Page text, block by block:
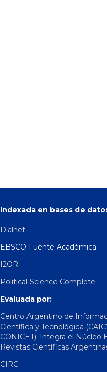
Indexada en bases de
Dialnet
EBSCO Fuente Académica
I2OR
Political Science Complete
Evaluada por:
Centro Argentino de
Científica y Tecnológica
CONICET). Integra el Núcleo
Revistas Científicas
CIRC